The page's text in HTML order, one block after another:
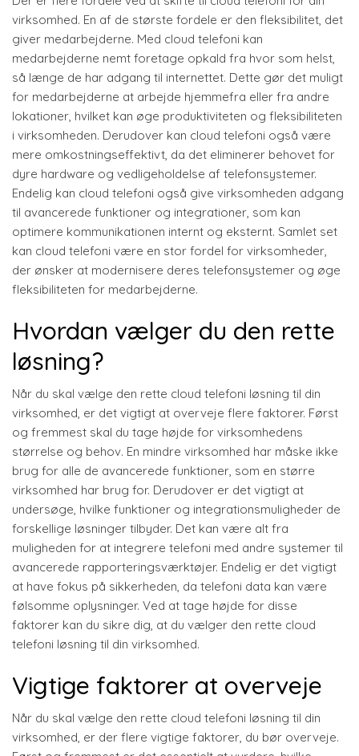
virksomhed. En af de største fordele er den fleksibilitet, det
giver medarbejderne. Med cloud telefoni kan
medarbejderne nemt foretage opkald fra hvor som helst,
så længe de har adgang til internettet. Dette gør det muligt
for medarbejderne at arbejde hjemmefra eller fra andre
lokationer, hvilket kan øge produktiviteten og fleksibiliteten
i virksomheden. Derudover kan cloud telefoni også være
mere omkostningseffektivt, da det eliminerer behovet for
dyre hardware og vedligeholdelse af telefonsystemer.
Endelig kan cloud telefoni også give virksomheden adgang
til avancerede funktioner og integrationer, som kan
optimere kommunikationen internt og eksternt. Samlet set
kan cloud telefoni være en stor fordel for virksomheder,
der ønsker at modernisere deres telefonsystemer og øge
fleksibiliteten for medarbejderne.
Hvordan vælger du den rette
løsning?
Når du skal vælge den rette cloud telefoni løsning til din
virksomhed, er det vigtigt at overveje flere faktorer. Først
og fremmest skal du tage højde for virksomhedens
størrelse og behov. En mindre virksomhed har måske ikke
brug for alle de avancerede funktioner, som en større
virksomhed har brug for. Derudover er det vigtigt at
undersøge, hvilke funktioner og integrationsmuligheder de
forskellige løsninger tilbyder. Det kan være alt fra
muligheden for at integrere telefoni med andre systemer til
avancerede rapporteringsværktøjer. Endelig er det vigtigt
at have fokus på sikkerheden, da telefoni data kan være
følsomme oplysninger. Ved at tage højde for disse
faktorer kan du sikre dig, at du vælger den rette cloud
telefoni løsning til din virksomhed.
Vigtige faktorer at overveje
Når du skal vælge den rette cloud telefoni løsning til din
virksomhed, er der flere vigtige faktorer, du bør overveje.